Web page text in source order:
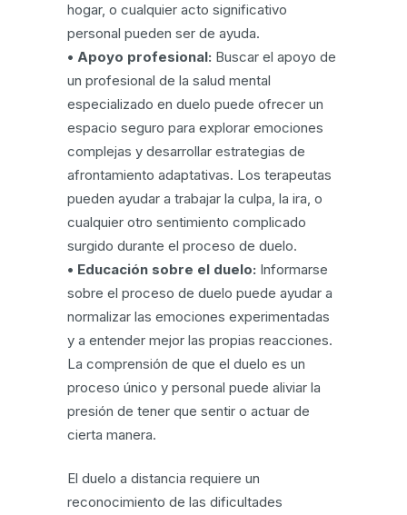
hogar, o cualquier acto significativo
personal pueden ser de ayuda.
• Apoyo profesional: Buscar el apoyo de
un profesional de la salud mental
especializado en duelo puede ofrecer un
espacio seguro para explorar emociones
complejas y desarrollar estrategias de
afrontamiento adaptativas. Los terapeutas
pueden ayudar a trabajar la culpa, la ira, o
cualquier otro sentimiento complicado
surgido durante el proceso de duelo.
• Educación sobre el duelo: Informarse
sobre el proceso de duelo puede ayudar a
normalizar las emociones experimentadas
y a entender mejor las propias reacciones.
La comprensión de que el duelo es un
proceso único y personal puede aliviar la
presión de tener que sentir o actuar de
cierta manera.
El duelo a distancia requiere un
reconocimiento de las dificultades